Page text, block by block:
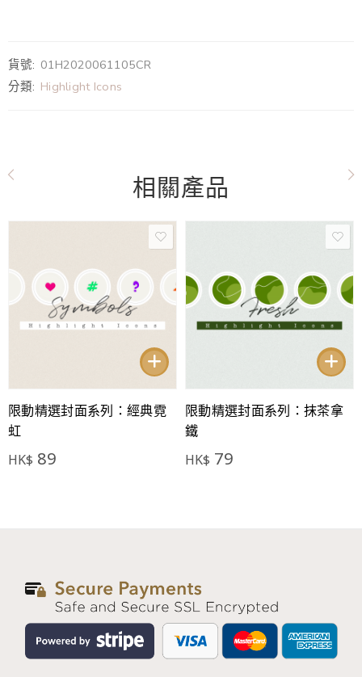
貨號: 01H2020061105CR
分類: Highlight Icons
相關產品
限動精選封面系列：經典霓
虹
HK$ 89
限動精選封面系列：抹茶拿
鐵
HK$ 79